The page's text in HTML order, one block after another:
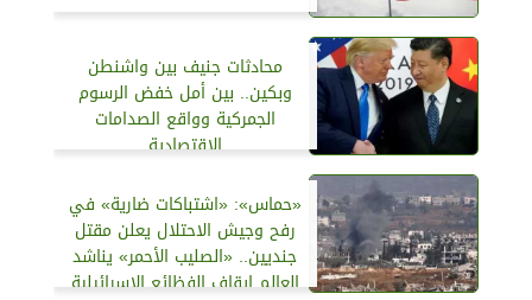
محادثات جنيف بين واشنطن
وبكين.. بين أمل خفض الرسوم
الجمركية وواقع الصدامات
الاقتصادية
«حماس»: «اشتباكات ضارية» في
رفح وجيش الاحتلال يعلن مقتل
جنديين.. «الصليب الأحمر» يناشد
العالم إيقاف الفظائع الإسرائيلية